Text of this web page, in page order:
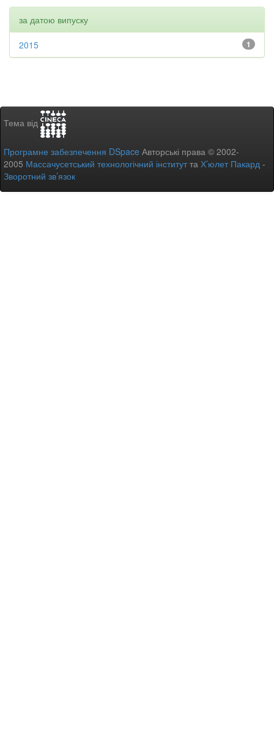
за датою випуску
1
2015
Тема від
Програмне забезпечення DSpace Авторські права © 2002-
2005 Массачусетський технологічний інститутта Х’юлет Пакард -
Зворотний зв’язок